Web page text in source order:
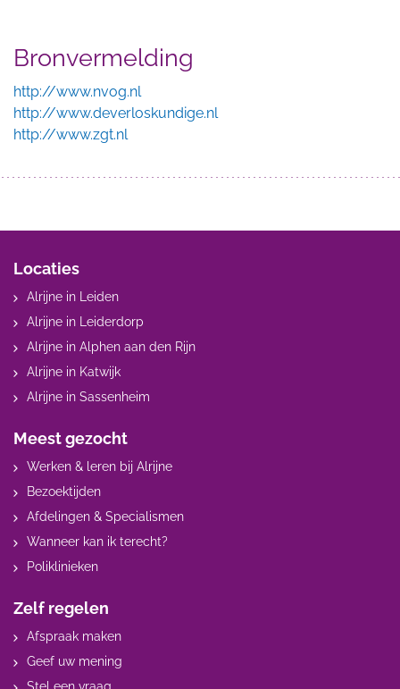
Bronvermelding
http://www.nvog.nl
http://www.deverloskundige.nl
http://www.zgt.nl
Locaties
Alrijne in Leiden
Alrijne in Leiderdorp
Alrijne in Alphen aan den Rijn
Alrijne in Katwijk
Alrijne in Sassenheim
Meest gezocht
Werken & leren bij Alrijne
Bezoektijden
Afdelingen & Specialismen
Wanneer kan ik terecht?
Poliklinieken
Zelf regelen
Afspraak maken
Geef uw mening